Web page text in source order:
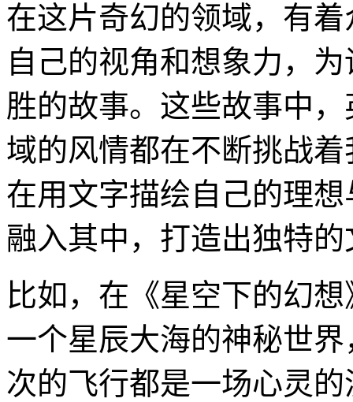
在这片奇幻的领域，有
自己的视角和想象力，
胜的故事。这些故事中
域的风情都在不断挑战
在用文字描绘自己的理
融入其中，打造出独特
比如，在《星空下的幻
一个星辰大海的神秘世
次的飞行都是一场心灵